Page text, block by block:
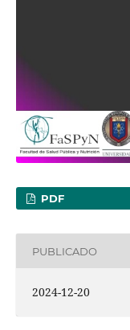
PDF
PUBLICADO
2024-12-20